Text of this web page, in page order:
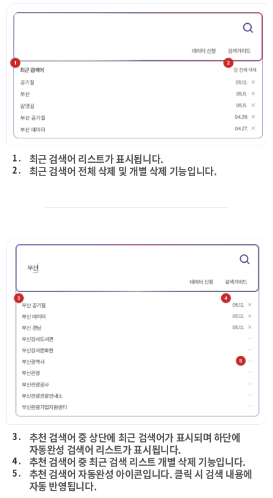
1 . 최근 검색어 리스트가 표시됩니다.
2 . 최근 검색어 전체 삭제 및 개별 삭제 기능입니다.
3 .
추천 검색어 중 상단에 최근 검색어가 표시되며 하단에
자동완성 검색어 리스트가 표시됩니다.
4 . 추천 검색어 중 최근 검색 리스트 개별 삭제 기능입니다.
5 .
추천 검색어 자동완성 아이콘입니다. 클릭 시 검색 내용에
자동 반영됩니다.